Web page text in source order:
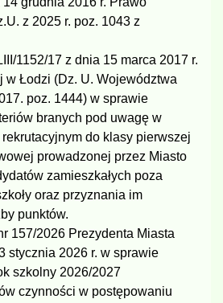
z 2025 r. poz. 1043 z
1152/17 z dnia 15 marca 2017 r.
w Łodzi (Dz. U. Województwa
poz. 1444) w sprawie
branych pod uwagę w
do klasy pierwszej
prowadzonej przez Miasto
zamieszkałych poza
oraz przyznania im
punktów.
157/2026 Prezydenta Miasta
stycznia 2026 r. w sprawie
szkolny 2026/2027
czynności w postępowaniu